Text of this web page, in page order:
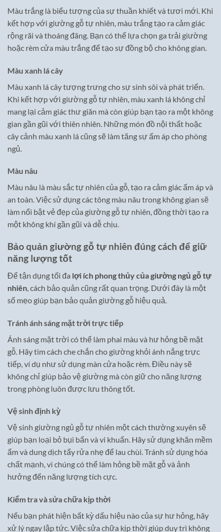
Màu trắng là biểu tượng của sự thuần khiết và tươi mới. Khi
kết hợp với giường gỗ tự nhiên, màu trắng tạo ra cảm giác
rộng rãi và thoáng đãng. Bạn có thể lựa chọn ga trải giường
hoặc rèm cửa màu trắng để tạo sự đồng bộ cho không gian.
Màu xanh lá cây
Màu xanh lá cây tượng trưng cho sự sinh sôi và phát triển.
Khi kết hợp với giường gỗ tự nhiên, màu xanh lá không chỉ
mang lại cảm giác thư giãn mà còn giúp bạn tạo ra một không
gian gần gũi với thiên nhiên. Những món đồ nội thất hoặc
cây cảnh màu xanh lá cũng sẽ làm tăng sự ấm áp cho phòng
ngủ.
Màu nâu
Màu nâu là màu sắc tự nhiên của gỗ, tạo ra cảm giác ấm áp và
an toàn. Việc sử dụng các tông màu nâu trong không gian sẽ
làm nổi bật vẻ đẹp của giường gỗ tự nhiên, đồng thời tạo ra
một không khí gần gũi và dễ chịu.
Bảo quản giường gỗ tự nhiên đúng cách để giữ
năng lượng tốt
Để tận dụng tối đa lợi ích phong thủy của giường ngủ gỗ tự
nhiên , cách bảo quản cũng rất quan trọng. Dưới đây là một
số mẹo giúp bạn bảo quản giường gỗ hiệu quả.
Tránh ánh sáng mặt trời trực tiếp
Ánh sáng mặt trời có thể làm phai màu và hư hỏng bề mặt
gỗ. Hãy tìm cách che chắn cho giường khỏi ánh nắng trực
tiếp, ví dụ như sử dụng màn cửa hoặc rèm. Điều này sẽ
không chỉ giúp bảo vệ giường mà còn giữ cho năng lượng
trong phòng luôn được lưu thông tốt.
Vệ sinh định kỳ
Vệ sinh giường ngủ gỗ tự nhiên một cách thường xuyên sẽ
giúp bạn loại bỏ bụi bẩn và vi khuẩn. Hãy sử dụng khăn mềm
ẩm và dung dịch tẩy rửa nhẹ để lau chùi. Tránh sử dụng hóa
chất mạnh, vì chúng có thể làm hỏng bề mặt gỗ và ảnh
hưởng đến năng lượng tích cực.
Kiểm tra và sửa chữa kịp thời
Nếu bạn phát hiện bất kỳ dấu hiệu nào của sự hư hỏng, hãy
xử lý ngay lập tức. Việc sửa chữa kịp thời giúp duy trì không